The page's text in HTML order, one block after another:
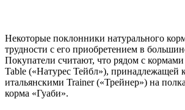
Некоторые поклонники натурального
трудности с его приобретением в
Покупатели считают, что рядом с кормами
Table («Натурес Тейбл»), принадлежащей
итальянскими Trainer («Трейнер») на
корма «Гуаби».